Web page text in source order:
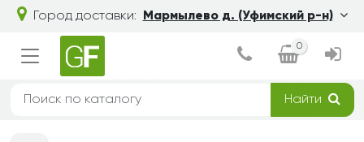
Город доставки: Мармылево д. (Уфимский р-н)
0
Найти